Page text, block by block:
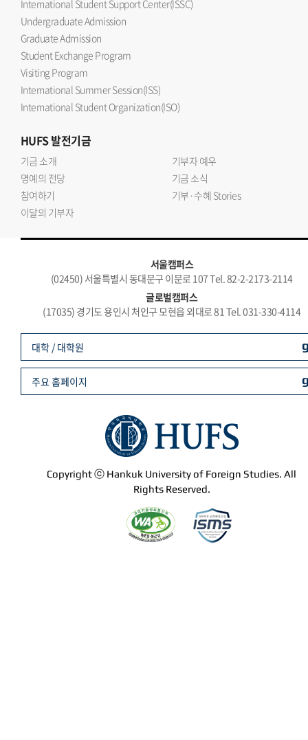
International Student Support Center(ISSC)
Undergraduate Admission
Graduate Admission
Student Exchange Program
Visiting Program
International Summer Session(ISS)
International Student Organization(ISO)
HUFS발전기금
기금 소개
기부자 예우
명예의 전당
기금 소식
참여하기
기부·수혜 Stories
이달의 기부자
서울캠퍼스
(02450) 서울특별시 동대문구 이문로 107 Tel. 82-2-2173-2114
글로벌캠퍼스
(17035) 경기도 용인시 처인구 모현읍 외대로 81 Tel. 031-330-4114
Copyright ⓒ Hankuk University of Foreign Studies. All
Rights Reserved.
대학 / 대학원
주요 홈페이지